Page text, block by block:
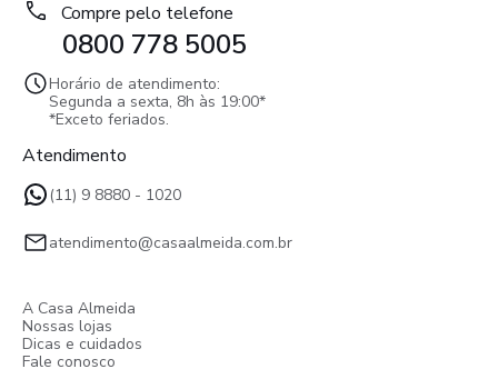
Compre pelo telefone
0800 778 5005
Horário de atendimento:
Segunda a sexta, 8h às 19:00*
*Exceto feriados.
Atendimento
(11) 9 8880 - 1020
atendimento@casaalmeida.com.br
A Casa Almeida
Nossas lojas
Dicas e cuidados
Fale conosco